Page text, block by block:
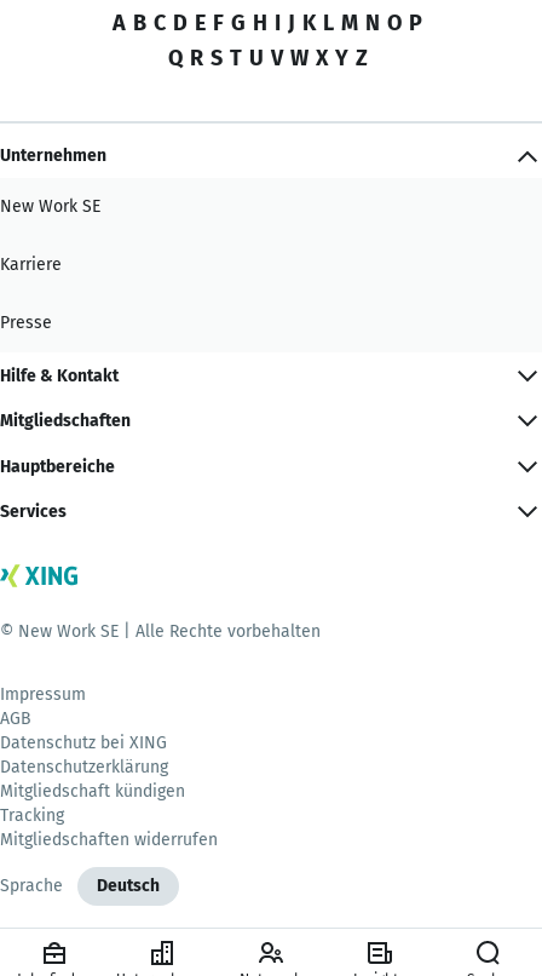
A B C D E F G H I J K L M N O P
Q R S T U V W X Y Z
Unternehmen
New Work SE
Karriere
Presse
Hilfe & Kontakt
Mitgliedschaften
Hauptbereiche
Services
© New Work SE | Alle Rechte vorbehalten
Impressum
AGB
Datenschutz bei XING
Datenschutzerklärung
Mitgliedschaft kündigen
Tracking
Mitgliedschaften widerrufen
Sprache Deutsch